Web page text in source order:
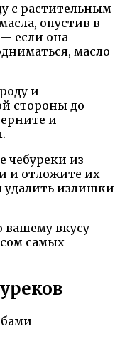
с растительным
опустив в
если она
масло
и
стороны до
и
чебуреки из
и отложите их
удалить излишки
вашему вкусу
самых